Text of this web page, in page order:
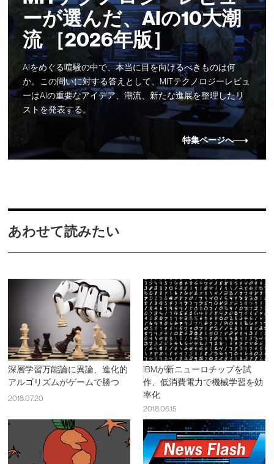
ーが選んだ、AIの10大潮
流 ［2026年版］
AIをめぐる喧騒の中で、本当に目を向けるべきものは何
か。この問いに対する答えとして、MITテクノロジーレビュ
ーはAIの重要なアイデア、潮流、新たな進展を整理したリ
ストを発表する。
特集ページへ
あわせて読みたい
深層学習万能論に異論、進化的
アルゴリズムがゲームで勝つ
2018.07.20
IBMが新ニューロチップを試
作、低消費電力で機械学習を効
率化
2018.06.15